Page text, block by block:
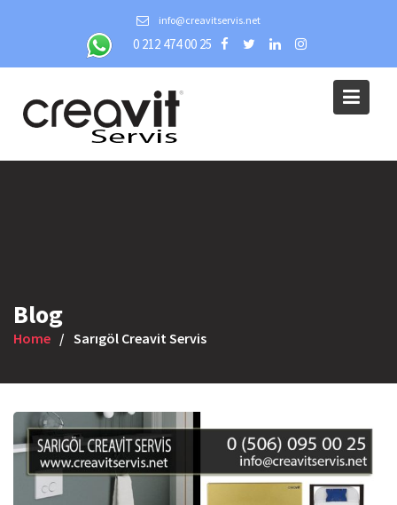
info@creavitservis.net
0 212 474 00 25
Blog
Home Sarıgöl Creavit Servis